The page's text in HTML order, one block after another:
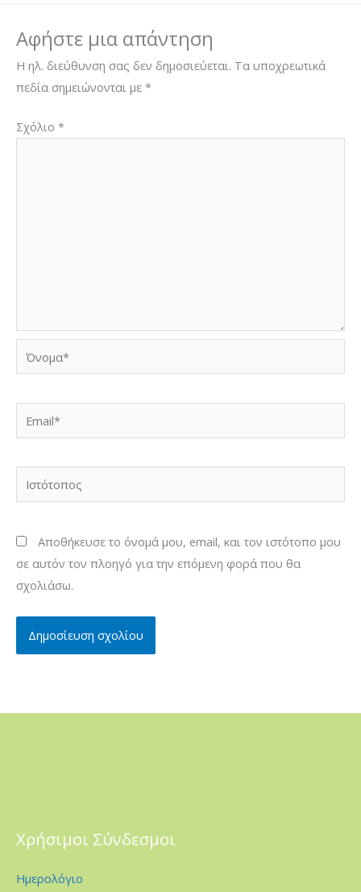
Αφήστε μια απάντηση
Η ηλ. διεύθυνση σας δεν δημοσιεύεται. Τα υποχρεωτικά
πεδία σημειώνονται με *
Σχόλιο *
Ιστότοπος
Αποθήκευσε το όνομά μου, email, και τον ιστότοπο μου
σε αυτόν τον πλοηγό για την επόμενη φορά που θα
σχολιάσω.
Χρήσιμοι Σύνδεσμοι
Ημερολόγιο